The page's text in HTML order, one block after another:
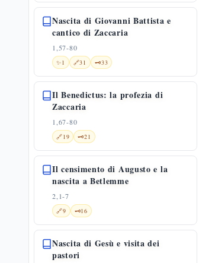
Nascita di Giovanni Battista e
cantico di Zaccaria
1,57-80
✨1 🔗31 🗝️33
Il Benedictus: la profezia di
Zaccaria
1,67-80
🔗19 🗝️21
Il censimento di Augusto e la
nascita a Betlemme
2,1-7
🔗9 🗝️16
Nascita di Gesù e visita dei
pastori